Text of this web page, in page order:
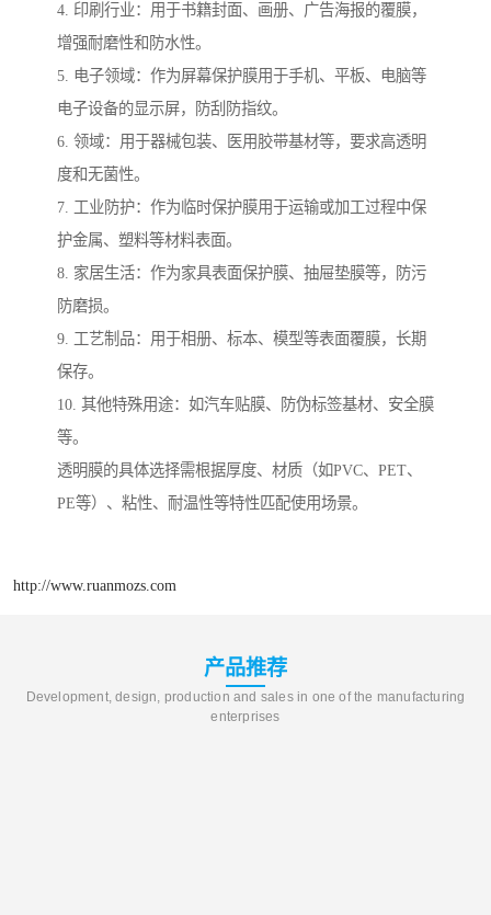
4. 印刷行业：用于书籍封面、画册、广告海报的覆膜，
增强耐磨性和防水性。
5. 电子领域：作为屏幕保护膜用于手机、平板、电脑等
电子设备的显示屏，防刮防指纹。
6. 领域：用于器械包装、医用胶带基材等，要求高透明
度和无菌性。
7. 工业防护：作为临时保护膜用于运输或加工过程中保
护金属、塑料等材料表面。
8. 家居生活：作为家具表面保护膜、抽屉垫膜等，防污
防磨损。
9. 工艺制品：用于相册、标本、模型等表面覆膜，长期
保存。
10. 其他特殊用途：如汽车贴膜、防伪标签基材、安全膜
等。
透明膜的具体选择需根据厚度、材质（如PVC、PET、
PE等）、粘性、耐温性等特性匹配使用场景。
http://www.ruanmozs.com
产品推荐
Development, design, production and sales in one of the manufacturing
enterprises